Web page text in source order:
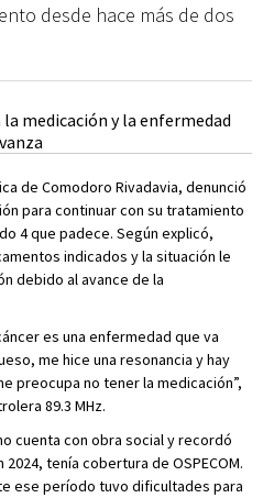
desde hace más de dos
de Comodoro Rivadavia, denunció
para continuar con su tratamiento
4 que padece. Según explicó,
indicados y la situación le
debido al avance de la
es una enfermedad que va
me hice una resonancia y hay
preocupa no tener la medicación”,
89.3 MHz.
cuenta con obra social y recordó
tenía cobertura de OSPECOM.
ese período tuvo dificultades para